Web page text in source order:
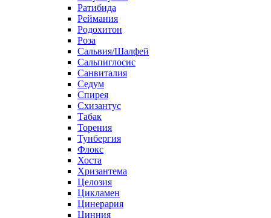
Ратибида
Реймания
Родохитон
Роза
Сальвия/Шалфей
Сальпиглосис
Санвиталия
Седум
Спирея
Схизантус
Табак
Торения
Тунбергия
Флокс
Хоста
Хризантема
Целозия
Цикламен
Цинерария
Цинния